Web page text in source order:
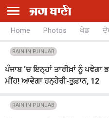
Home Photos ਖੇਡ
RAIN IN PUNJAB
ਪੰਜਾਬ 'ਚ ਇਨ੍ਹਾਂ ਤਾਰੀਖ਼ਾਂ ਨੂੰ ਪਵੇਗਾ
ਮੀਂਹ! ਆਵੇਗਾ ਹਨ੍ਹੇਰੀ-ਤੂਫ਼ਾਨ, 12
RAIN IN PUNJAB